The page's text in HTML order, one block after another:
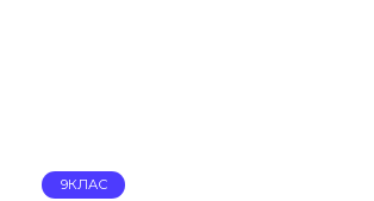
9КЛАС